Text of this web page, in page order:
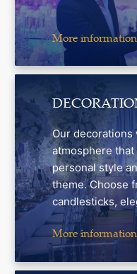
More information
Our decorations
atmosphere
personal style
theme. Choose
candlesticks,
More information